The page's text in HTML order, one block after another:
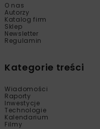
O nas
Autorzy
Katalog firm
Sklep
Newsletter
Regulamin
Kategorie treści
Wiadomości
Raporty
Inwestycje
Technologie
Kalendarium
Filmy